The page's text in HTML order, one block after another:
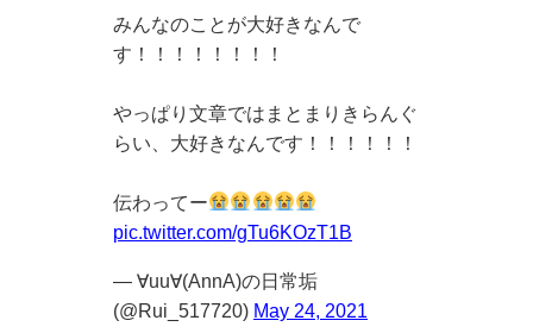
みんなのことが大好きなんで
す！！！！！！！！
やっぱり文章ではまとまりきらんぐ
らい、大好きなんです！！！！！！
伝わってー
pic.twitter.com/gTu6KOzT1B
— ∀uu∀(AnnA)の日常垢
(@Rui_517720) May 24, 2021